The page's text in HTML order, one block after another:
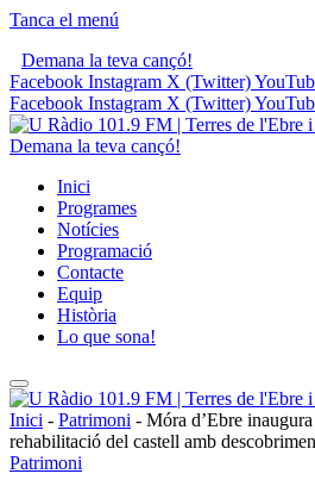
Tanca el menú
Demana la teva cançó!
Facebook Instagram X (Twitter)
Facebook Instagram X (Twitter)
Demana la teva cançó!
Inici
Programes
Notícies
Programació
Contacte
Equip
Història
Lo que sona!
Inici - Patrimoni - Móra d’Ebre
rehabilitació del castell amb
Patrimoni